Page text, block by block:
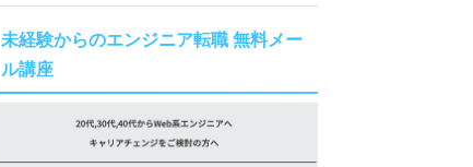
未経験からのエンジニア転職 無料メー
ル講座